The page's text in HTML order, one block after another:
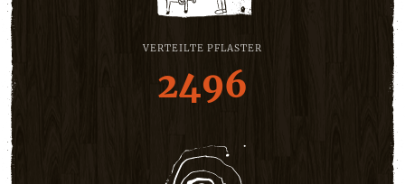
VERTEILTE PFLASTER
2496